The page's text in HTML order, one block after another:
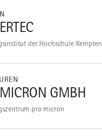
der Hochschule Kempten
GMBH
pro micron